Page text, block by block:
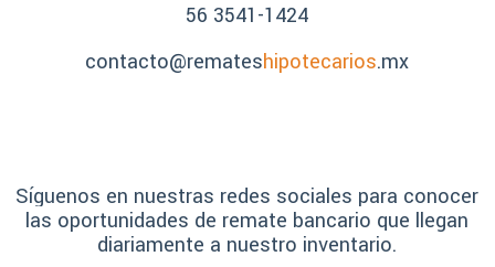
56 3541-1424
contacto@remateshipotecarios.mx
Síguenos en nuestras redes sociales para conocer
las oportunidades de remate bancario que llegan
diariamente a nuestro inventario.